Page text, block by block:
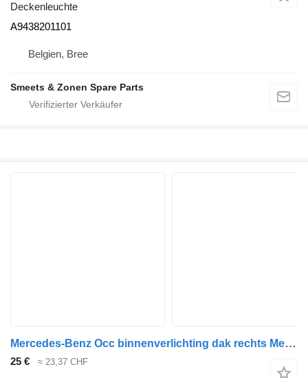
Deckenleuchte
A9438201101
Belgien, Bree
Smeets & Zonen Spare Parts
Mercedes-Benz Occ binnenverlichting dak rechts Mercedes A9438201201 Deckenleuchte für Sattelzugmaschine
25 € ≈ 23,37 CHF